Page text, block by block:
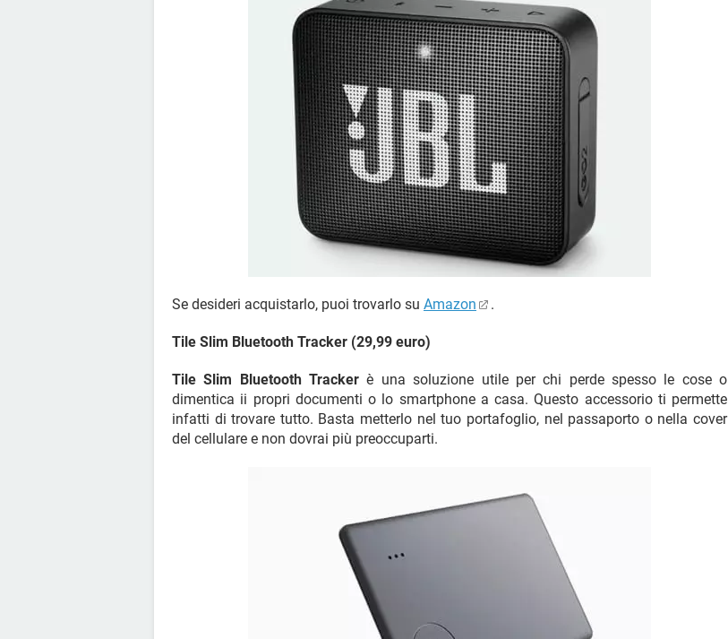
Se desideri acquistarlo, puoi trovarlo su Amazon .
Tile Slim Bluetooth Tracker (29,99 euro)
Tile Slim Bluetooth Tracker è una soluzione utile per chi perde spesso le cose o
dimentica ii propri documenti o lo smartphone a casa. Questo accessorio ti permette
infatti di trovare tutto. Basta metterlo nel tuo portafoglio, nel passaporto o nella cover
del cellulare e non dovrai più preoccuparti.